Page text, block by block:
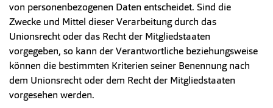
von personenbezogenen Daten entscheidet. Sind die
Zwecke und Mittel dieser Verarbeitung durch das
Unionsrecht oder das Recht der Mitgliedstaaten
vorgegeben, so kann der Verantwortliche beziehungsweise
können die bestimmten Kriterien seiner Benennung nach
dem Unionsrecht oder dem Recht der Mitgliedstaaten
vorgesehen werden.